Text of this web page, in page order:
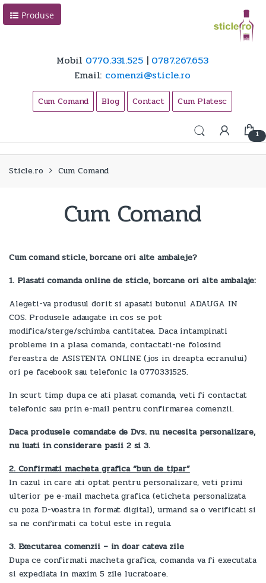
Skip
Skip
Produse
Mobil 0770.331.525| 0787.267.653
Email: comenzi@sticle.ro
Cum Comand Blog Contact Cum Platesc
1
Sticle.ro Cum Comand
Cum Comand
Cum comand sticle, borcane ori alte ambaleje?
1. Plasati comanda online de sticle, borcane ori alte ambalaje:
Alegeti-va produsul dorit si apasati butonul ADAUGA IN
COS. Produsele adaugate in cos se pot
modifica/sterge/schimba cantitatea. Daca intampinati
probleme in a plasa comanda, contactati-ne folosind
fereastra de ASISTENTA ONLINE (jos in dreapta ecranului)
ori pe facebook sau telefonic la 0770331525.
In scurt timp dupa ce ati plasat comanda, veti fi contactat
telefonic sau prin e-mail pentru confirmarea comenzii.
Daca produsele comandate de Dvs. nu necesita personalizare,
nu luati in considerare pasii 2 si 3.
2. Confirmati macheta grafica “bun de tipar”
In cazul in care ati optat pentru personalizare, veti primi
ulterior pe e-mail macheta grafica (eticheta personalizata
cu poza D-voastra in format digital), urmand sa o verificati si
sa ne confirmati ca totul este in regula.
3. Executarea comenzii – in doar cateva zile
Dupa ce confirmati macheta grafica, comanda va fi executata
si expediata in maxim 5 zile lucratoare.